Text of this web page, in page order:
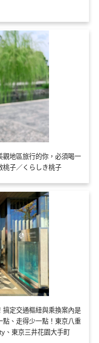
地區旅行的你，必須喝一
桃子／くらしき桃子
定交通樞紐與乘換案內是
、走得少一點！東京八重
、東京三井花園大手町